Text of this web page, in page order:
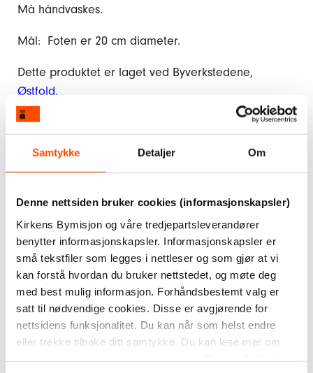
Samtykke Detaljer Om
Denne nettsiden bruker cookies (informasjonskapsler)
Kirkens Bymisjon og våre tredjepartsleverandører
benytter informasjonskapsler. Informasjonskapsler er
små tekstfiler som legges i nettleser og som gjør at vi
kan forstå hvordan du bruker nettstedet, og møte deg
med best mulig informasjon. Forhåndsbestemt valg er
satt til nødvendige cookies. Disse er avgjørende for
nettsidens funksjonalitet. Du kan når som helst endre
eller trekke tilbake ditt samtykke. Du kan lese mer om
Må håndvaskes.
Mål: Foten er 20 cm diameter.
Dette produktet er laget ved Byverkstedene,
Østfold.
Utsolgt
og bidrar til å skape arbeidsplasser til mennesker
som av ulike grunner er utenfor arbeidslivet.
Kanskje liker du også disse